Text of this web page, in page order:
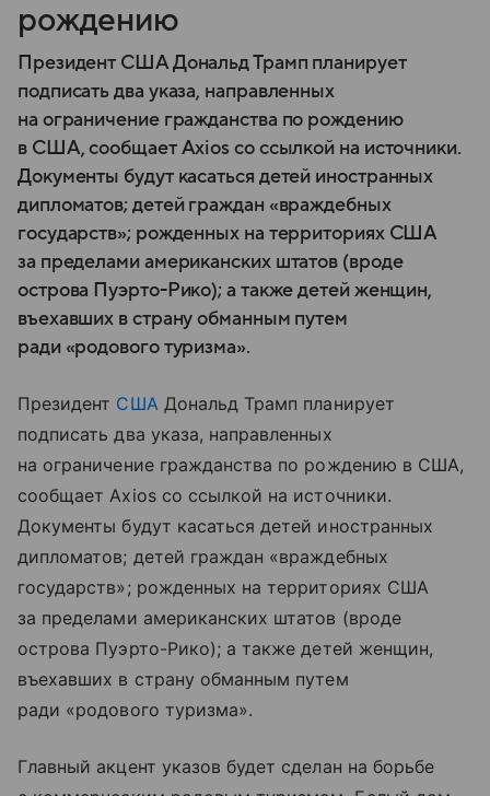
рождению
Президент США Дональд Трамп планирует
подписать два указа, направленных
на ограничение гражданства по рождению
в США, сообщает Axios со ссылкой на источники.
Документы будут касаться детей иностранных
дипломатов; детей граждан «враждебных
государств»; рожденных на территориях США
за пределами американских штатов (вроде
острова Пуэрто-Рико); а также детей женщин,
въехавших в страну обманным путем
ради «родового туризма».
Президент США Дональд Трамп планирует
подписать два указа, направленных
на ограничение гражданства по рождению в США,
сообщает Axios со ссылкой на источники.
Документы будут касаться детей иностранных
дипломатов; детей граждан «враждебных
государств»; рожденных на территориях США
за пределами американских штатов (вроде
острова Пуэрто-Рико); а также детей женщин,
въехавших в страну обманным путем
ради «родового туризма».
Главный акцент указов будет сделан на борьбе